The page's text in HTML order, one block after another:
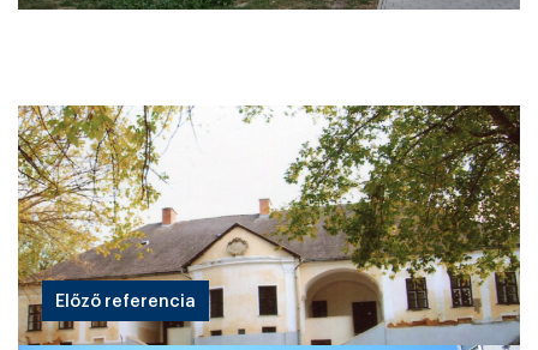
Előző referencia